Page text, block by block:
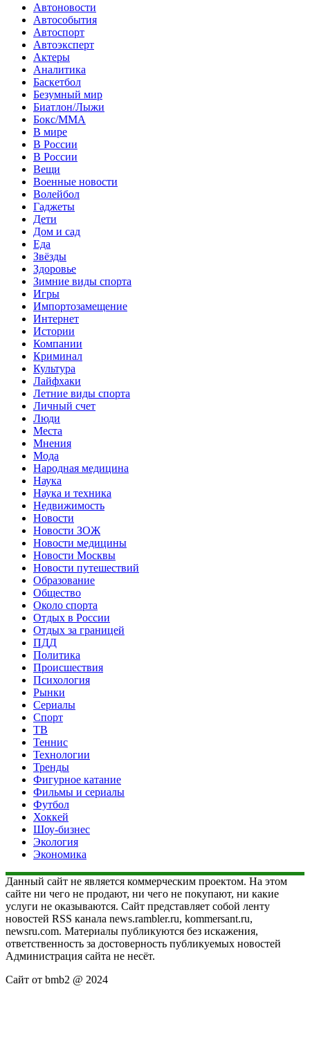
Автоновости
Автособытия
Автоспорт
Автоэксперт
Актеры
Аналитика
Баскетбол
Безумный мир
Биатлон/Лыжи
Бокс/MMA
В мире
В России
В России
Вещи
Военные новости
Волейбол
Гаджеты
Дети
Дом и сад
Еда
Звёзды
Здоровье
Зимние виды спорта
Игры
Импортозамещение
Интернет
Истории
Компании
Криминал
Культура
Лайфхаки
Летние виды спорта
Личный счет
Люди
Места
Мнения
Мода
Народная медицина
Наука
Наука и техника
Недвижимость
Новости
Новости ЗОЖ
Новости медицины
Новости Москвы
Новости путешествий
Образование
Общество
Около спорта
Отдых в России
Отдых за границей
ПДД
Политика
Происшествия
Психология
Рынки
Сериалы
Спорт
ТВ
Теннис
Технологии
Тренды
Фигурное катание
Фильмы и сериалы
Футбол
Хоккей
Шоу-бизнес
Экология
Экономика
Данный сайт не является коммерческим проектом. На этом
сайте ни чего не продают, ни чего не покупают, ни какие
услуги не оказываются. Сайт представляет собой ленту
новостей RSS канала news.rambler.ru, kommersant.ru,
newsru.com. Материалы публикуются без искажения,
ответственность за достоверность публикуемых новостей
Администрация сайта не несёт.
Сайт от bmb2 @ 2024